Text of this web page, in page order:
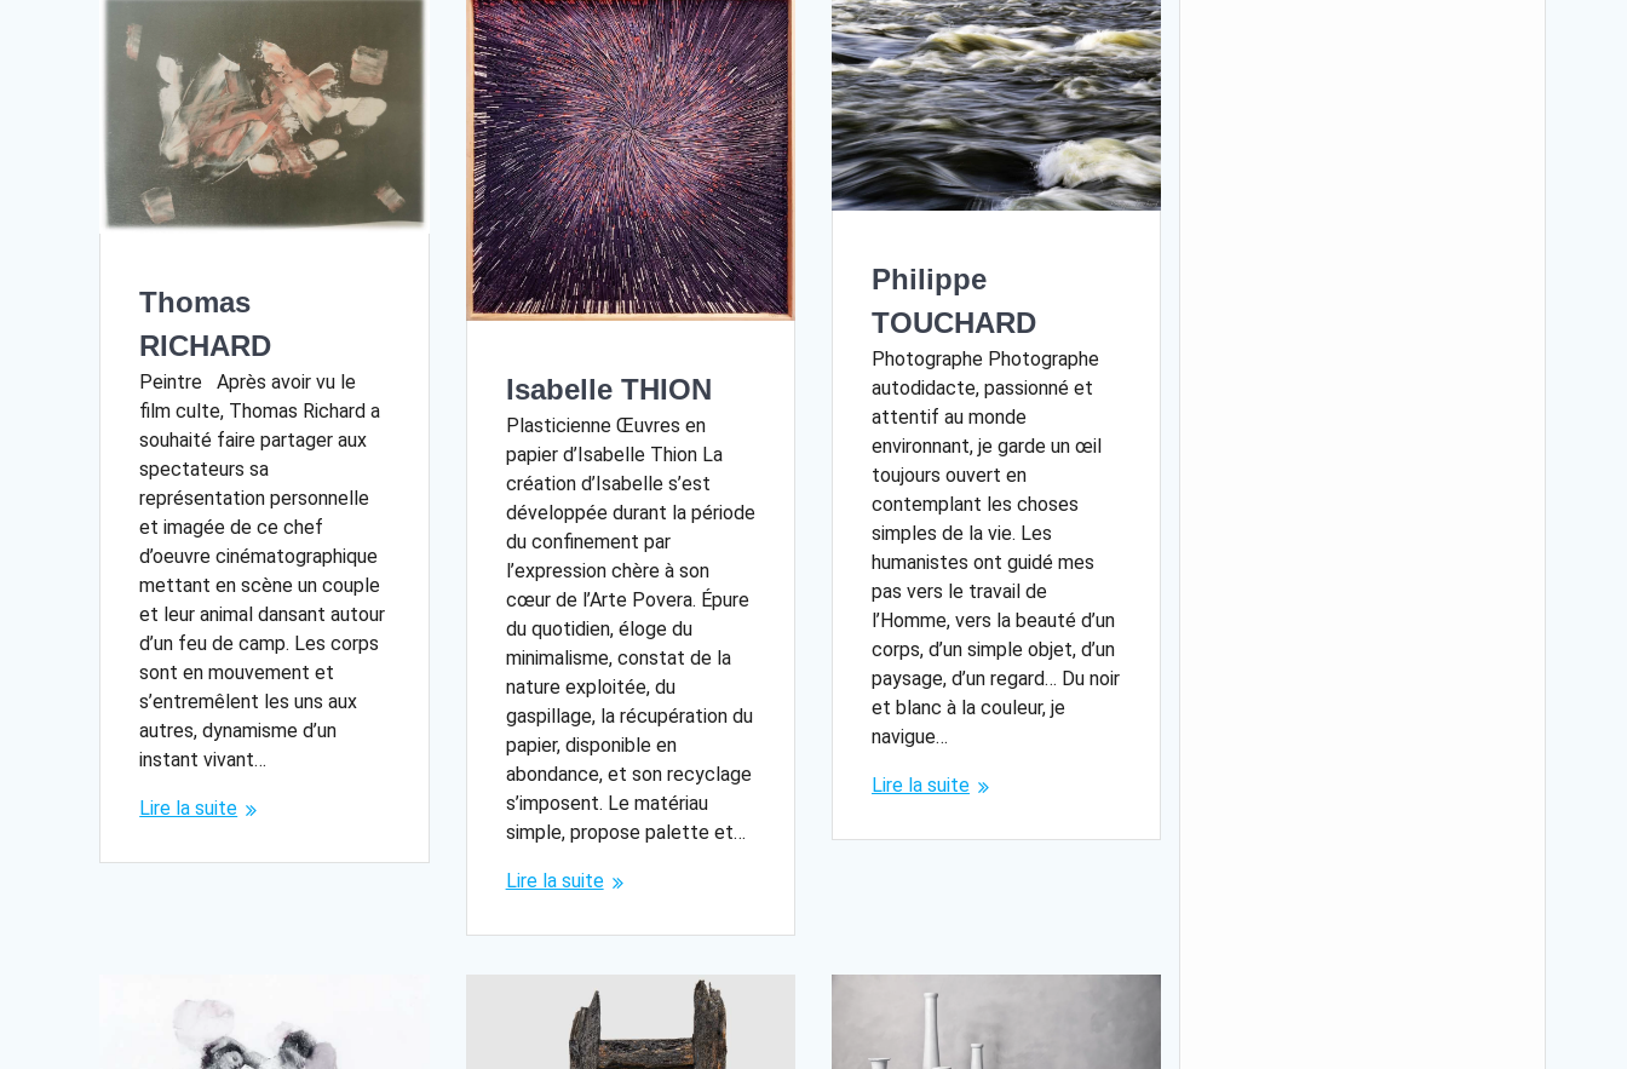
Thomas
RICHARD
Peintre Après avoir vu le
film culte, Thomas Richard a
souhaité faire partager aux
spectateurs sa
représentation personnelle
et imagée de ce chef
d’oeuvre cinématographique
mettant en scène un couple
et leur animal dansant autour
d’un feu de camp. Les corps
sont en mouvement et
s’entremêlent les uns aux
autres, dynamisme d’un
instant vivant…
Lire la suite
Isabelle THION
Plasticienne Œuvres en
papier d’Isabelle Thion La
création d’Isabelle s’est
développée durant la période
du confinement par
l’expression chère à son
cœur de l’Arte Povera. Épure
du quotidien, éloge du
minimalisme, constat de la
nature exploitée, du
gaspillage, la récupération du
papier, disponible en
abondance, et son recyclage
s’imposent. Le matériau
simple, propose palette et…
Lire la suite
Philippe
TOUCHARD
Photographe Photographe
autodidacte, passionné et
attentif au monde
environnant, je garde un œil
toujours ouvert en
contemplant les choses
simples de la vie. Les
humanistes ont guidé mes
pas vers le travail de
l’Homme, vers la beauté d’un
corps, d’un simple objet, d’un
paysage, d’un regard… Du noir
et blanc à la couleur, je
navigue…
Lire la suite